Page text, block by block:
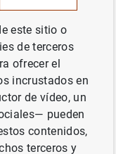
este sitio o
de terceros
ofrecer el
incrustados en
de vídeo, un
pueden
contenidos,
terceros y